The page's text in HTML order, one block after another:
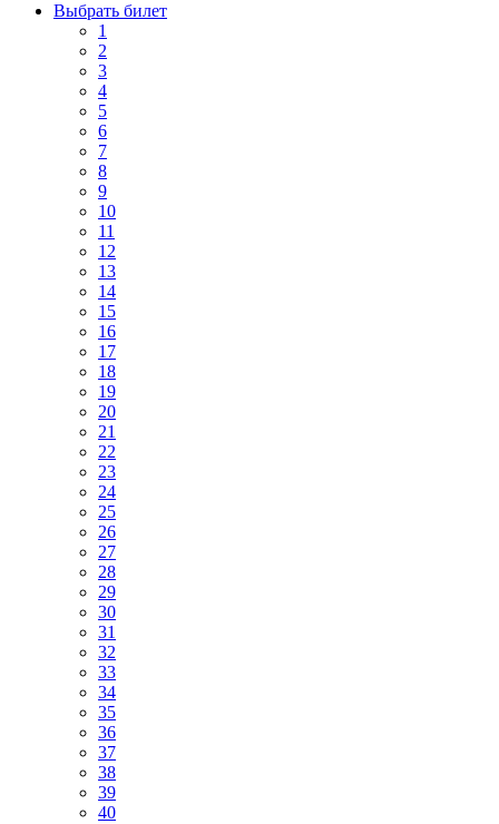
Выбрать билет
1
2
3
4
5
6
7
8
9
10
11
12
13
14
15
16
17
18
19
20
21
22
23
24
25
26
27
28
29
30
31
32
33
34
35
36
37
38
39
40